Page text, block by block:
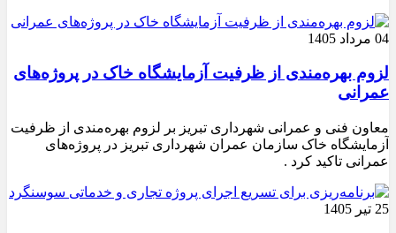
04 مرداد 1405
لزوم بهره‌مندی از ظرفیت آزمایشگاه خاک در پروژه‌های
عمرانی
معاون فنی و عمرانی شهرداری تبریز بر لزوم بهره‌مندی از ظرفیت
آزمایشگاه خاک سازمان عمران شهرداری تبریز در پروژه‌های
عمرانی تاکید کرد .
25 تیر 1405